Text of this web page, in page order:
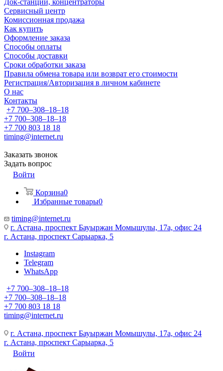
Док-станции, концентраторы
Сервисный центр
Комиссионная продажа
Как купить
Оформление заказа
Способы оплаты
Способы доставки
Сроки обработки заказа
Правила обмена товара или возврат его стоимости
Регистрация/Авторизация в личном кабинете
О нас
Контакты
+7 700‒308‒18‒18
+7 700‒308‒18‒18
+7 700 803 18 18
timing@internet.ru
Заказать звонок
Задать вопрос
Войти
Корзина0
Избранные товары0
timing@internet.ru
г. Астана, проспект Бауыржан Момышулы, 17а, офис 24
г. Астана, проспект Сарыарка, 5
Instagram
Telegram
WhatsApp
+7 700‒308‒18‒18
+7 700‒308‒18‒18
+7 700 803 18 18
timing@internet.ru
г. Астана, проспект Бауыржан Момышулы, 17а, офис 24
г. Астана, проспект Сарыарка, 5
Войти